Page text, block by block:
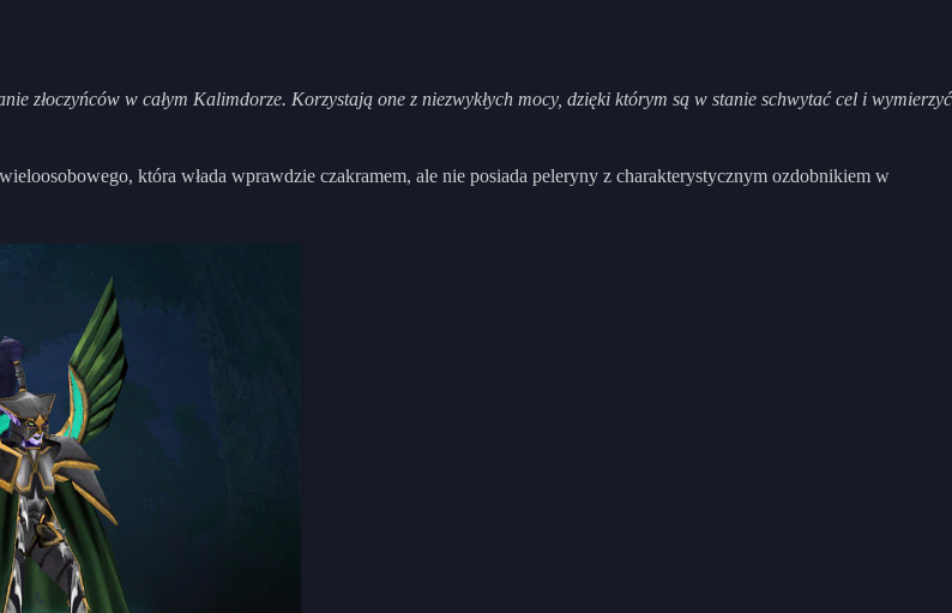
złoczyńców w całym Kalimdorze. Korzystają one z niezwykłych mocy, dzięki którym są w stanie schwytać cel i wymierzyć
która włada wprawdzie czakramem, ale nie posiada peleryny z charakterystycznym ozdobnikiem w